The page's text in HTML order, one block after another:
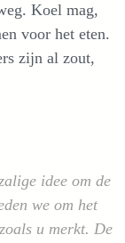
Koel mag,
voor het eten.
zijn al zout,
idee om de
we om het
u merkt. De